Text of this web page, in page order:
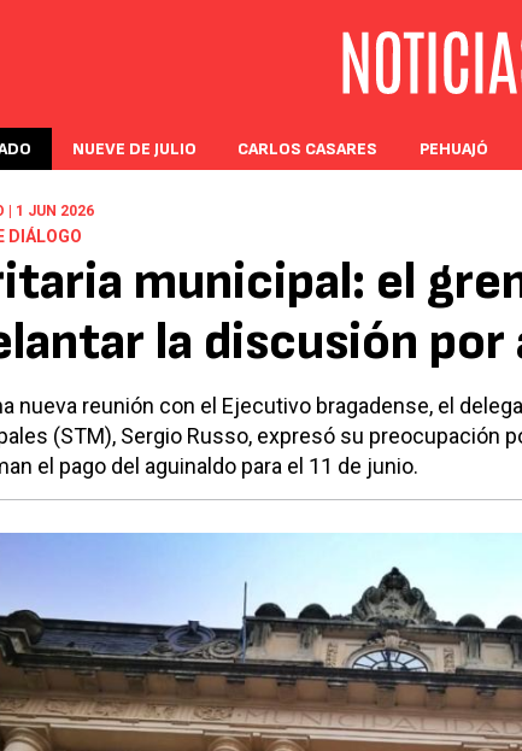
NUEVE DE JULIO CARLOS CASARES PEHUAJÓ
| 1 JUN 2026
DIÁLOGO
municipal: el
la discusión
nueva reunión con el Ejecutivo bragadense, el
(STM), Sergio Russo, expresó su preocupación
el pago del aguinaldo para el 11 de junio.